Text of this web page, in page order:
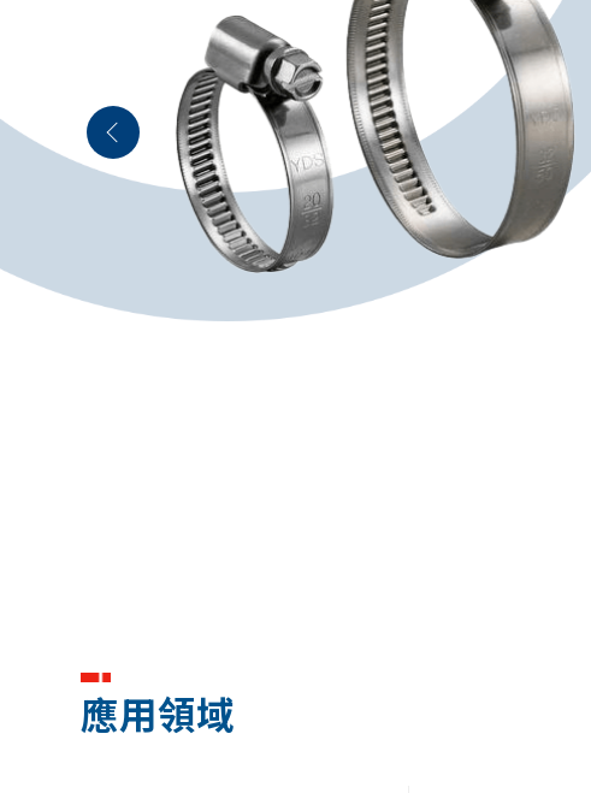
應用領域